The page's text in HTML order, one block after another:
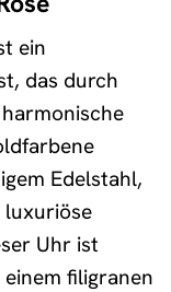
ein
das durch
Edelstahl,
luxuriöse
Uhr ist
filigranen